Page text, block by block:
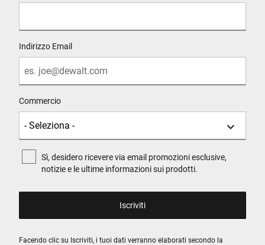
Indirizzo Email
Commercio
Sì, desidero ricevere via email promozioni esclusive,
notizie e le ultime informazioni sui prodotti.
Facendo clic su Iscriviti, i tuoi dati verranno elaborati secondo la